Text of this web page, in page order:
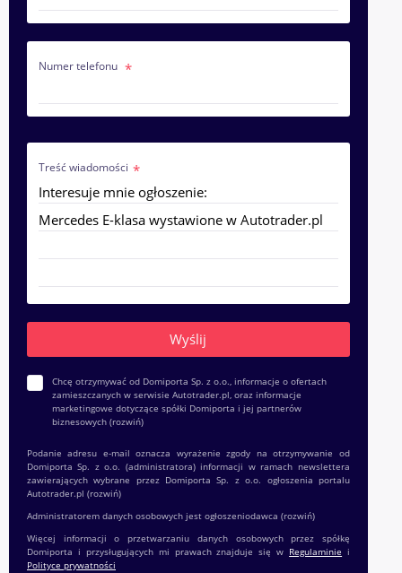
Numer telefonu
Treść wiadomości
Chcę otrzymywać od Domiporta Sp. z o.o., informacje o ofertach
zamieszczanych w serwisie Autotrader.pl, oraz informacje
marketingowe dotyczące spółki Domiporta i jej partnerów
biznesowych (rozwiń)
Podanie adresu e-mail oznacza wyrażenie zgody na otrzymywanie od
Domiporta Sp. z o.o. (administratora) informacji w ramach newslettera
zawierających wybrane przez Domiporta Sp. z o.o. ogłoszenia portalu
Autotrader.pl (rozwiń)
Administratorem danych osobowych jest ogłoszeniodawca (rozwiń)
Więcej informacji o przetwarzaniu danych osobowych przez spółkę
Domiporta i przysługujących mi prawach znajduje się w Regulaminie i
Polityce prywatności